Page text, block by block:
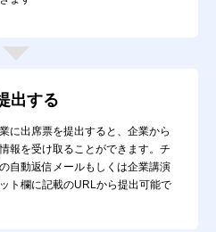
出する
に出席票を提出すると、企業から
報を受け取ることができます。チ
自動返信メールもしくは企業講演
ト欄に記載のURLから提出可能で